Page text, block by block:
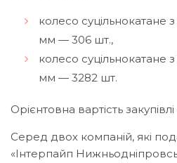
колесо суцільнокатане
мм — 306 шт.,
колесо суцільнокатане
мм — 3282 шт.
Орієнтовна вартість
Серед двох компаній, які
«Інтерпайп